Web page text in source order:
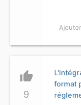
thumb_up
9
format